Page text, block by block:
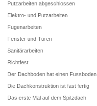
Putzarbeiten abgeschlossen
Elektro- und Putzarbeiten
Fugenarbeiten
Fenster und Türen
Sanitärarbeiten
Richtfest
Der Dachboden hat einen Fussboden
Die Dachkonstruktion ist fast fertig
Das erste Mal auf dem Spitzdach